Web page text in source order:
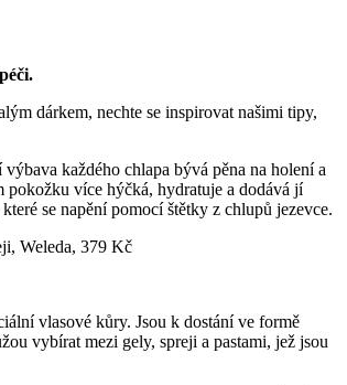
dárkem, nechte se inspirovat našimi tipy,
každého chlapa bývá pěna na holení a
pokožku více hýčká, hydratuje a dodává jí
se napění pomocí štětky z chlupů jezevce.
Weleda, 379 Kč
vlasové kůry. Jsou k dostání ve formě
vybírat mezi gely, spreji a pastami, jež jsou